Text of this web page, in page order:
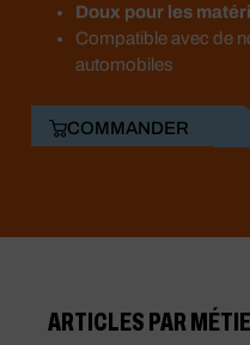
Doux pour les
Compatible avec de
automobiles
COMMANDER
ARTICLES PAR